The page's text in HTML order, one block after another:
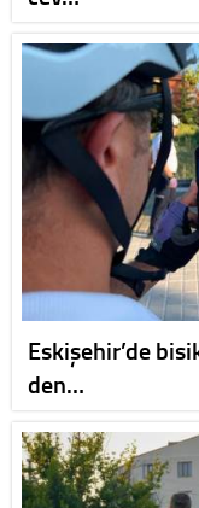
Eskişehir’de
den…